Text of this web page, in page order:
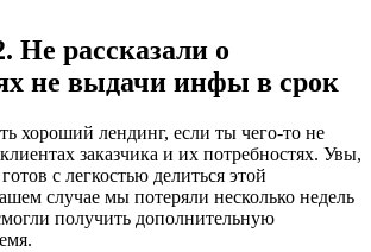
рассказали о
не выдачи инфы в срок
хороший лендинг, если ты чего-то не
заказчика и их потребностях. Увы,
с легкостью делиться этой
случае мы потеряли несколько недель
получить дополнительную